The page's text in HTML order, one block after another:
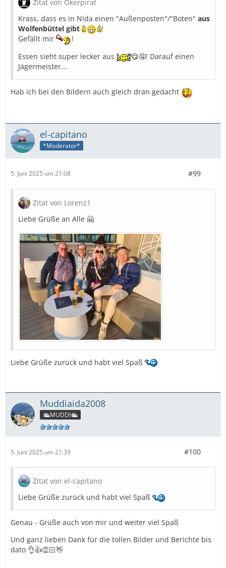
Zitat von Okerpirat
Krass, dass es in Nida einen "Außenposten"/"Boten" aus
Wolfenbüttel gibt
!
Gefällt mir
!
Essen sieht super lecker aus
😋🤤! Darauf einen
Jägermeister...
Hab ich bei den Bildern auch gleich dran gedacht
el-capitano
*Moderator*
5. Juni 2025 um 21:08 #99
Zitat von Lorenz1
Liebe Grüße an Alle 🤗
Liebe Grüße zurück und habt viel Spaß
Muddiaida2008
🛳️MUDDI🛳️
5. Juni 2025 um 21:39 #100
Zitat von el-capitano
Liebe Grüße zurück und habt viel Spaß
Genau - Grüße auch von mir und weiter viel Spaß
Und ganz lieben Dank für die tollen Bilder und Berichte bis
dato 👌👍👏🏻👋